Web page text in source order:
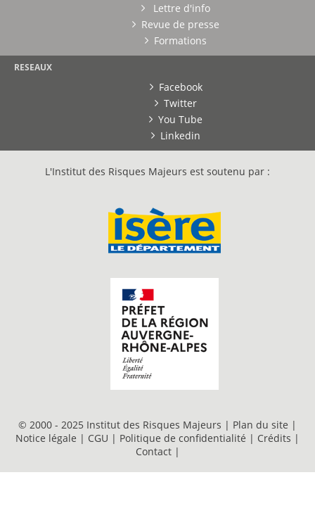
Lettre d'info
Revue de presse
Formations
RESEAUX
Facebook
Twitter
You Tube
Linkedin
L'Institut des Risques Majeurs est soutenu par :
© 2000 - 2025 Institut des Risques Majeurs | Plan du site |
Notice légale | CGU | Politique de confidentialité | Crédits |
Contact |